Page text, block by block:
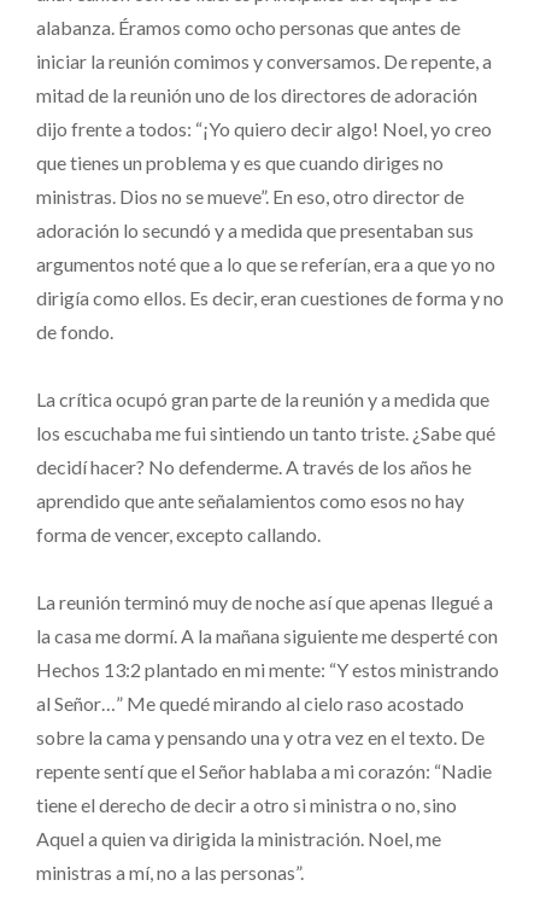
alabanza. Éramos como ocho personas que antes de
iniciar la reunión comimos y conversamos. De repente, a
mitad de la reunión uno de los directores de adoración
dijo frente a todos: “¡Yo quiero decir algo! Noel, yo creo
que tienes un problema y es que cuando diriges no
ministras. Dios no se mueve”. En eso, otro director de
adoración lo secundó y a medida que presentaban sus
argumentos noté que a lo que se referían, era a que yo no
dirigía como ellos. Es decir, eran cuestiones de forma y no
de fondo.
La crítica ocupó gran parte de la reunión y a medida que
los escuchaba me fui sintiendo un tanto triste. ¿Sabe qué
decidí hacer? No defenderme. A través de los años he
aprendido que ante señalamientos como esos no hay
forma de vencer, excepto callando.
La reunión terminó muy de noche así que apenas llegué a
la casa me dormí. A la mañana siguiente me desperté con
Hechos 13:2 plantado en mi mente: “Y estos ministrando
al Señor…” Me quedé mirando al cielo raso acostado
sobre la cama y pensando una y otra vez en el texto. De
repente sentí que el Señor hablaba a mi corazón: “Nadie
tiene el derecho de decir a otro si ministra o no, sino
Aquel a quien va dirigida la ministración. Noel, me
ministras a mí, no a las personas”.